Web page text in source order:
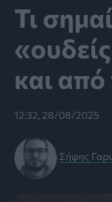
Τι
και
12:32, 28/08/2025
Σήφης